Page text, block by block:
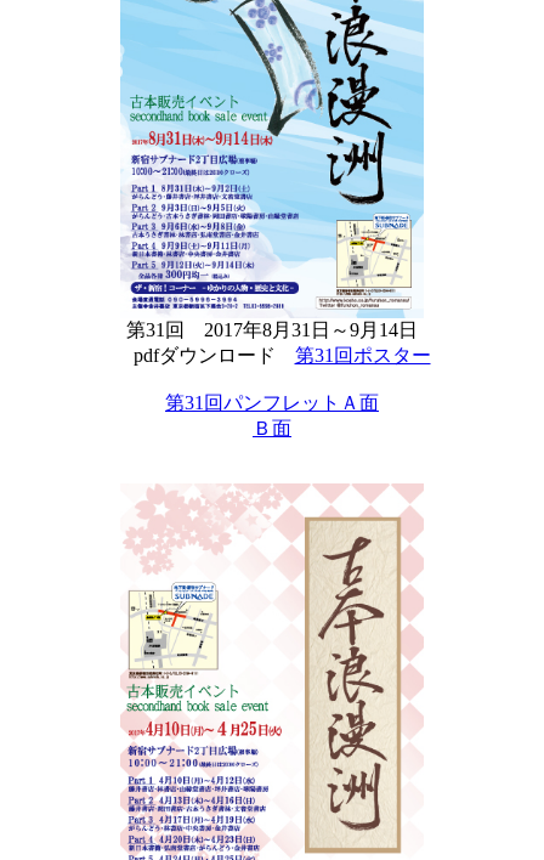
第31回 2017年8月31日～9月14日
pdfダウンロード 第31回ポスター
第31回パンフレットＡ面
Ｂ面